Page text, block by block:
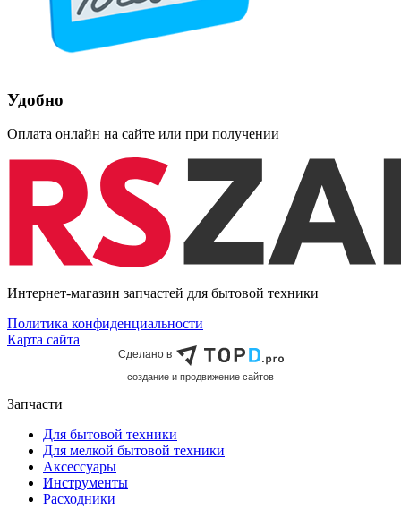
Удобно
Оплата онлайн на сайте или при получении
Интернет-магазин запчастей для бытовой техники
Политика конфиденциальности
Карта сайта
Сделано в
cоздание и продвижение сайтов
Запчасти
Для бытовой техники
Для мелкой бытовой техники
Аксессуары
Инструменты
Расходники